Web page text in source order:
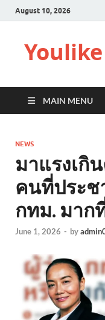
August 10, 2026
MAIN MENU
NEWS
มาแรงเกิ
คนที่ประ
กทม. มาก
June 1, 2026 - by